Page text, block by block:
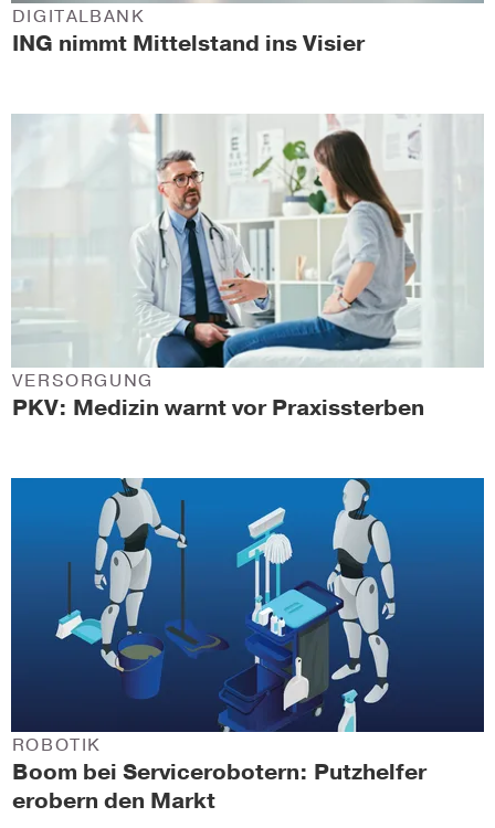
ING nimmt Mittelstand ins Visier
DIGITALBANK
PKV: Medizin warnt vor Praxissterben
VERSORGUNG
Boom bei Servicerobotern: Putzhelfer
erobern den Markt
ROBOTIK